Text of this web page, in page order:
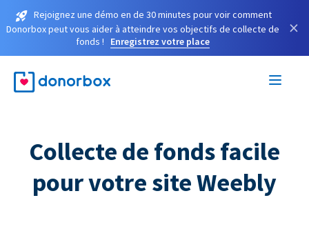
Rejoignez une démo en de 30 minutes pour voir comment
Donorbox peut vous aider à atteindre vos objectifs de collecte de
fonds !
Enregistrez votre place
×
Collecte de fonds facile
pour votre site Weebly